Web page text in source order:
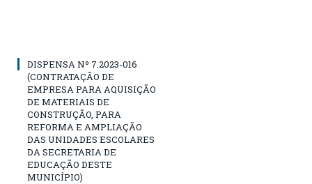
DISPENSA Nº 7.2023-016
(CONTRATAÇÃO DE
EMPRESA PARA AQUISIÇÃO
DE MATERIAIS DE
CONSTRUÇÃO, PARA
REFORMA E AMPLIAÇÃO
DAS UNIDADES ESCOLARES
DA SECRETARIA DE
EDUCAÇÃO DESTE
MUNICÍPIO)